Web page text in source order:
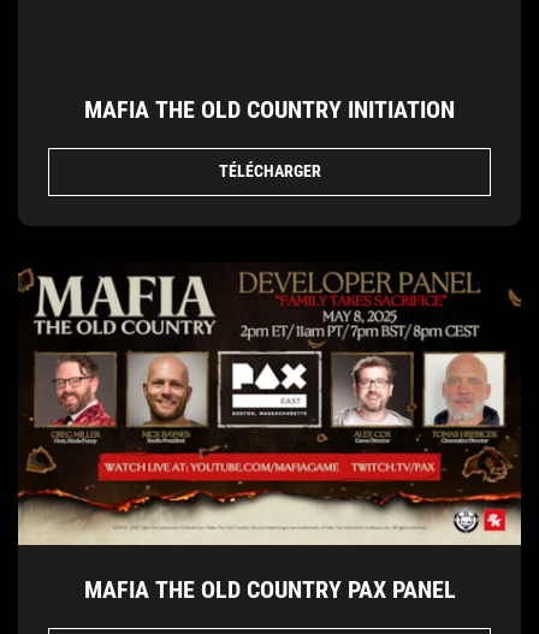
MAFIA THE OLD COUNTRY INITIATION
TÉLÉCHARGER
MAFIA THE OLD COUNTRY PAX PANEL